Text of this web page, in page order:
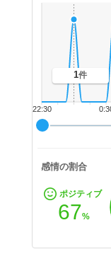
22:30
1件
感情の割合
ポジティブ
67%